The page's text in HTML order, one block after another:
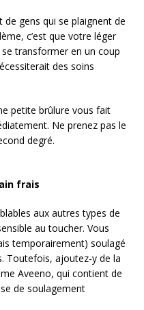
gens qui se plaignent de
c’est que votre léger
transformer en un coup
des soins
petite brûlure vous fait
Ne prenez pas le
degré.
frais
aux autres types de
au toucher. Vous
temporairement) soulagé
Toutefois, ajoutez-y de la
Aveeno, qui contient de
de soulagement